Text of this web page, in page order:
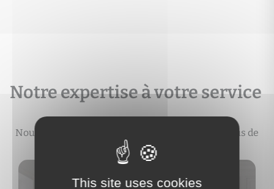
Notre expertise à votre service
Nous vous accompagnons durant tout le processus de
votre projet immobilier
This site uses cookies